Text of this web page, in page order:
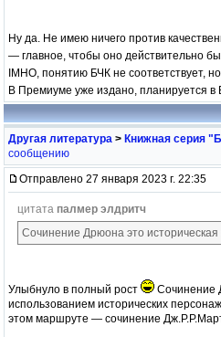
Ну да. Не имею ничего против
— главное, чтобы оно действительно
IMHO, понятию БЧК не соответствует,
В Премиуме уже издано, планируется
Другая литература > Книжная серия
сообщению
Отправлено 27 января 2023 г. 22:35
цитата палмер элдритч
Сочинение Дрюона это историческая
Улыбнуло в полный рост
Сочинение
использованием исторических
этом маршруте — сочинение